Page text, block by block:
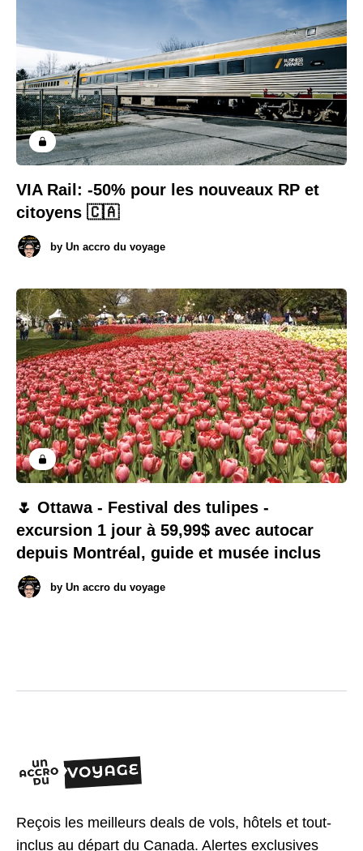
VIA Rail: -50% pour les nouveaux RP et
citoyens 🇨🇦
by Un accro du voyage
🌷 Ottawa - Festival des tulipes -
excursion 1 jour à 59,99$ avec autocar
depuis Montréal, guide et musée inclus
by Un accro du voyage
Reçois les meilleurs deals de vols, hôtels et tout-
inclus au départ du Canada. Alertes exclusives